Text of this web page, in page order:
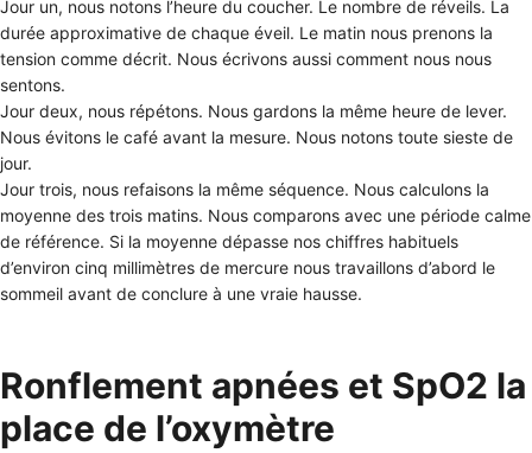
Jour un, nous notons l’heure du coucher. Le nombre de réveils. La
durée approximative de chaque éveil. Le matin nous prenons la
tension comme décrit. Nous écrivons aussi comment nous nous
sentons.
Jour deux, nous répétons. Nous gardons la même heure de lever.
Nous évitons le café avant la mesure. Nous notons toute sieste de
jour.
Jour trois, nous refaisons la même séquence. Nous calculons la
moyenne des trois matins. Nous comparons avec une période calme
de référence. Si la moyenne dépasse nos chiffres habituels
d’environ cinq millimètres de mercure nous travaillons d’abord le
sommeil avant de conclure à une vraie hausse.
Ronflement apnées et SpO2 la
place de l’oxymètre